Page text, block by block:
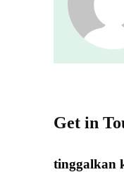
Get in
tinggalkan